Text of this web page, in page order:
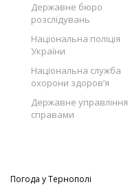
Державне бюро
розслідувань
Національна поліція
України
Національна служба
охорони здоров’я
Державне управління
справами
Погода уТернополі